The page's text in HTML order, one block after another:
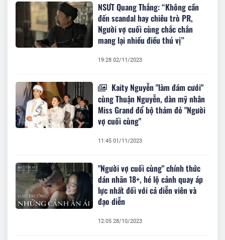
NSƯT Quang Thắng: “Không cần
đến scandal hay chiêu trò PR,
Người vợ cuối cùng chắc chắn
mang lại nhiều điều thú vị”
19:28 02/11/2023
Kaity Nguyễn "làm đám cưới"
cùng Thuận Nguyễn, dàn mỹ nhân
Miss Grand đổ bộ thảm đỏ "Người
vợ cuối cùng"
11:45 01/11/2023
"Người vợ cuối cùng" chính thức
dán nhãn 18+, hé lộ cảnh quay áp
lực nhất đối với cả diễn viên và
đạo diễn
12:05 28/10/2023